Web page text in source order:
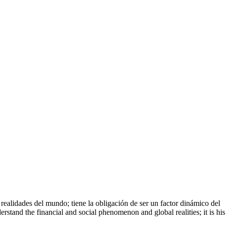
del mundo; tiene la obligación de ser un factor dinámico del
the financial and social phenomenon and global realities; it is his